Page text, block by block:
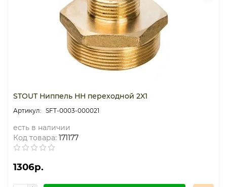
Термостаты капиллярные
Термостаты накладные
Термостаты погружные
Щиты распределительные
STOUT Ниппель НН переходной 2X1
SFT-0003-000021
есть в наличии
Код товара: 171177
1306р.